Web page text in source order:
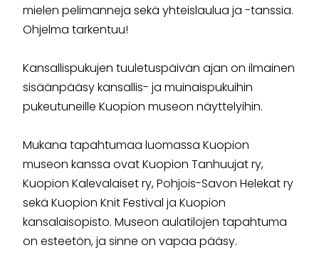
mielen pelimanneja sekä yhteislaulua ja -tanssia.
Ohjelma tarkentuu!
Kansallispukujen tuuletuspäivän ajan on ilmainen
sisäänpääsy kansallis- ja muinaispukuihin
pukeutuneille Kuopion museon näyttelyihin.
Mukana tapahtumaa luomassa Kuopion
museon kanssa ovat Kuopion Tanhuujat ry,
Kuopion Kalevalaiset ry, Pohjois-Savon Helekat ry
sekä Kuopion Knit Festival ja Kuopion
kansalaisopisto. Museon aulatilojen tapahtuma
on esteetön, ja sinne on vapaa pääsy.